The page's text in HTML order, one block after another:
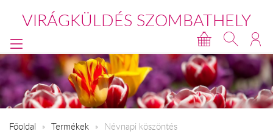
VIRÁGKÜLDÉS SZOMBATHELY
Főoldal Termékek Névnapi köszöntés